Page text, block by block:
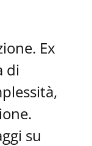
Ex
di
su